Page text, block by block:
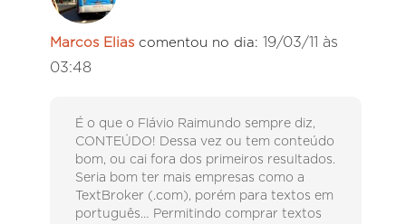
Marcos Elias comentou no dia: 19/03/11 às
03:48
É o que o Flávio Raimundo sempre diz,
CONTEÚDO! Dessa vez ou tem conteúdo
bom, ou cai fora dos primeiros resultados.
Seria bom ter mais empresas como a
TextBroker (.com), porém para textos em
português… Permitindo comprar textos